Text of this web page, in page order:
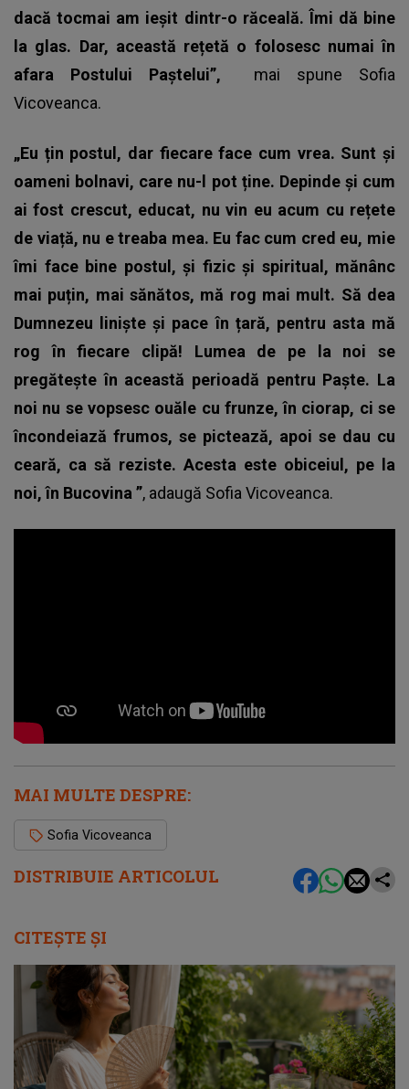
DISTRIBUIE ARTICOLUL
dacă tocmai am ieșit dintr-o răceală. Îmi dă bine
la glas. Dar, această rețetă o folosesc numai în
afara Postului Paștelui”,
mai spune Sofia
Vicoveanca.
„Eu țin postul, dar fiecare face cum vrea. Sunt și
oameni bolnavi, care nu-l pot ține. Depinde și cum
ai fost crescut, educat, nu vin eu acum cu rețete
de viață, nu e treaba mea. Eu fac cum cred eu, mie
îmi face bine postul, și fizic și spiritual, mănânc
mai puțin, mai sănătos, mă rog mai mult. Să dea
Dumnezeu liniște și pace în țară, pentru asta mă
rog în fiecare clipă! Lumea de pe la noi se
pregătește în această perioadă pentru Paște. La
noi nu se vopsesc ouăle cu frunze, în ciorap, ci se
încondeiază frumos, se pictează, apoi se dau cu
ceară, ca să reziste. Acesta este obiceiul, pe la
noi, în Bucovina ”, adaugă Sofia Vicoveanca.
MAI MULTE DESPRE:
Sofia Vicoveanca
CITEȘTE ȘI